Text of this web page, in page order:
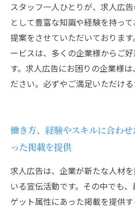
スタッフ一人ひとりが、求人広
として豊富な知識や経験を持っ
提案をさせていただいておりま
ービスは、多くの企業様からご
す。求人広告にお困りの企業様
ださい。必ずやご満足いただける
働き方、経験やスキルに合わ
った掲載を提供
求人広告は、企業が新たな人材
いる宣伝活動です。その中でも
ゲット属性にあった掲載を提供す